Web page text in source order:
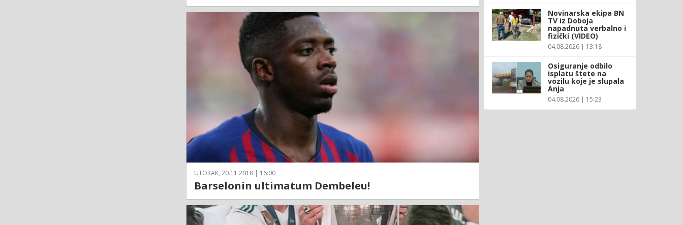
UTORAK, 20.11.2018 | 16:00
Barselonin ultimatum Dembeleu!
Novinarska ekipa BN
TV iz Doboja
napadnuta verbalno i
fizički (VIDEO)
04.08.2026 | 13:18
Osiguranje odbilo
isplatu štete na
vozilu koje je slupala
Anja
04.08.2026 | 15:23